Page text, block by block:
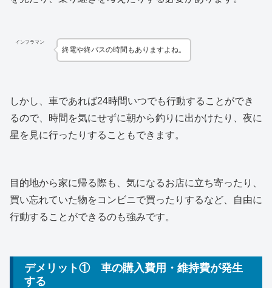
インフラマン
終電や終バスの時間もありますよね。
しかし、車であれば24時間いつでも行動することができ
るので、時間を気にせずに朝から釣りに出かけたり、夜に
星を見に行ったりすることもできます。
目的地から家に帰る際も、気になるお店に立ち寄ったり、
買い忘れていた物をコンビニで買ったりするなど、自由に
行動することができるのも強みです。
デメリット① 車の購入費用・維持費が発生
する